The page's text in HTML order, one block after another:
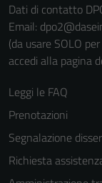
Dati di contatto
Email:
(da usare SOLO
accedi alla pagina
Leggi le FAQ
Prenotazioni
Segnalazione
Richiesta